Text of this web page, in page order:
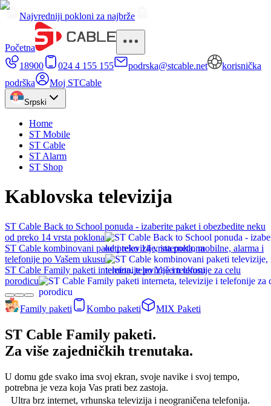
Najvredniji pokloni za najbrže
Početna
18900
024 4 155 155 podrska@stcable.net
korisnička
podrška
Moj STCable
Srpski
Home
ST Mobile
ST Cable
ST Alarm
ST Shop
Kablovska televizija
ST Cable Back to School ponuda - izaberite paket i obezbedite neku
od preko 14 vrsta poklona
ST Cable kombinovani paketi televizije, interneta, mobilne, alarma i
telefonije po Vašem ukusu
ST Cable Family paketi interneta, televizije i telefonije za celu
porodicu
Family paketi Kombo paketi MIX Paketi
ST Cable Family paketi.
Za više zajedničkih trenutaka.
U domu gde svako ima svoj ekran, svoje navike i svoj tempo,
potrebna je veza koja Vas prati bez zastoja.
Ultra brz internet, vrhunska televizija i neograničena telefonija.